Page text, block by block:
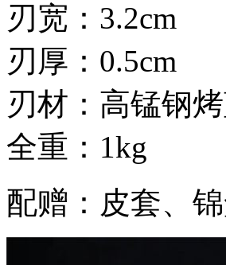
刃宽：3.2cm
刃厚：0.5cm
刃材：高锰钢
全重：1kg
配赠：皮套、